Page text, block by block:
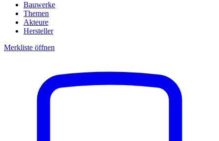
Bauwerke
Themen
Akteure
Hersteller
Merkliste öffnen